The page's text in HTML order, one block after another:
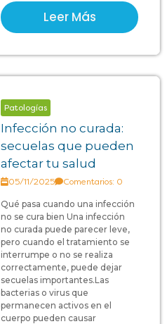
Leer Más
Patologías
Infección no curada:
secuelas que pueden
afectar tu salud
05/11/2025 Comentarios: 0
Qué pasa cuando una infección
no se cura bien Una infección
no curada puede parecer leve,
pero cuando el tratamiento se
interrumpe o no se realiza
correctamente, puede dejar
secuelas importantes.Las
bacterias o virus que
permanecen activos en el
cuerpo pueden causar